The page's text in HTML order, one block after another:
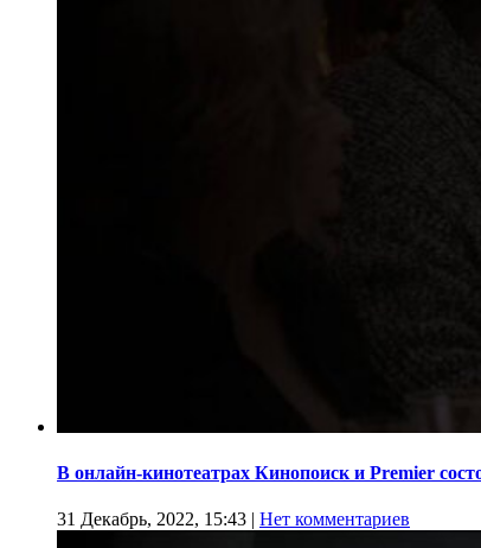
В онлайн-кинотеатрах Кинопоиск и Premier
31 Декабрь, 2022, 15:43 | Нет комментариев